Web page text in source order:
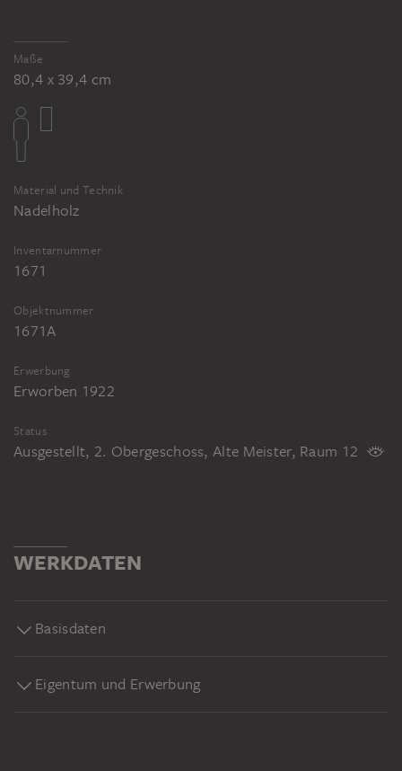
Maße
80,4 x 39,4 cm
Material und Technik
Nadelholz
Inventarnummer
1671
Objektnummer
1671A
Erwerbung
Erworben 1922
Status
Ausgestellt, 2. Obergeschoss, Alte Meister, Raum 12
WERKDATEN
Basisdaten
Eigentum und Erwerbung